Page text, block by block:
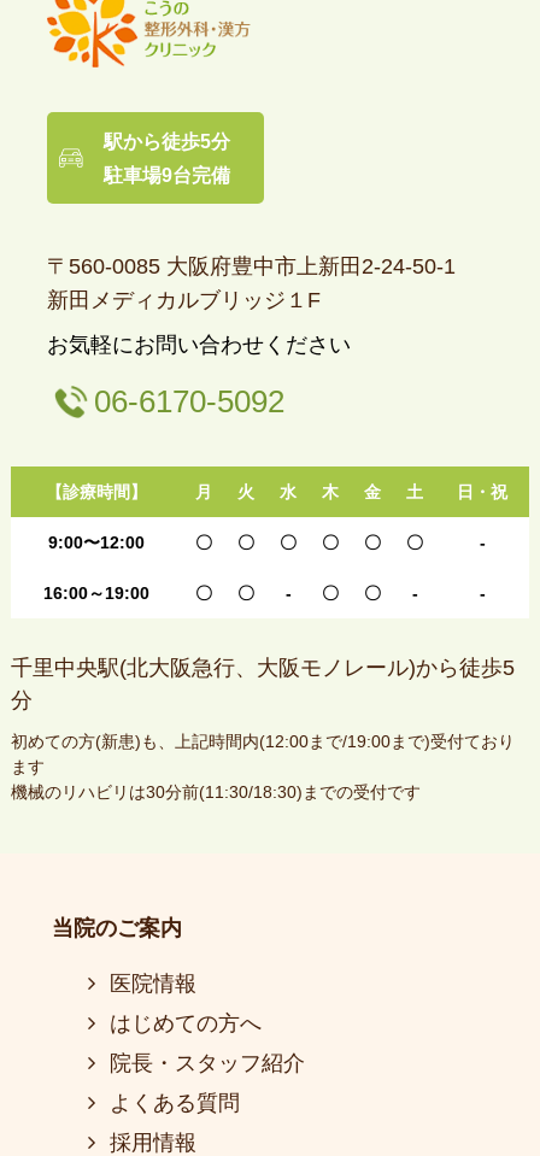
駅から徒歩5分
駐車場9台完備
〒560-0085 大阪府豊中市上新田2-24-50-1
新田メディカルブリッジ１F
お気軽にお問い合わせください
06-6170-5092
【診療時間】 月 火 水 木 金 土 日・祝
9:00〜12:00 〇 〇 〇 〇 〇 〇 -
16:00～19:00 〇 〇 - 〇 〇 - -
千里中央駅(北大阪急行、大阪モノレール)から徒歩5
分
初めての方(新患)も、上記時間内(12:00まで/19:00まで)受付ており
ます
機械のリハビリは30分前(11:30/18:30)までの受付です
当院のご案内
医院情報
はじめての方へ
院長・スタッフ紹介
よくある質問
採用情報